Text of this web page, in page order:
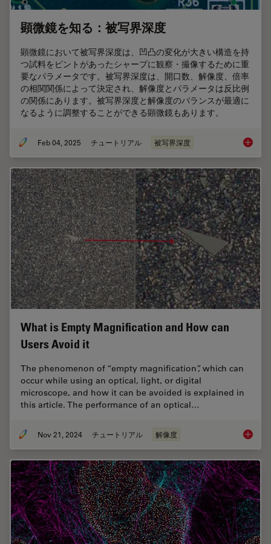
顕微鏡を知る：被写界深度
顕微鏡において被写界深度は、凹凸の変化が⼤きい構造を持
つ試料をピントがあったシャープに観察・撮像するために重
要なパラメータです。被写界深度は、開⼝数、解像度、倍率
の相関関係によって決定され、解像度とパラメータは反⽐例
の関係にあります。被写界深度と解像度のバランスが最適に
なるように調整することができる顕微鏡もあります。
Feb 04, 2025 チュートリアル 被写界深度 顕微鏡
What is Empty Magnification and How can
Users Avoid it
The phenomenon of “empty magnification”, which can
occur while using an optical, light, or digital
microscope, and how it can be avoided is explained in
this article. The performance of an optical…
Nov 21, 2024 チュートリアル 解像度 What